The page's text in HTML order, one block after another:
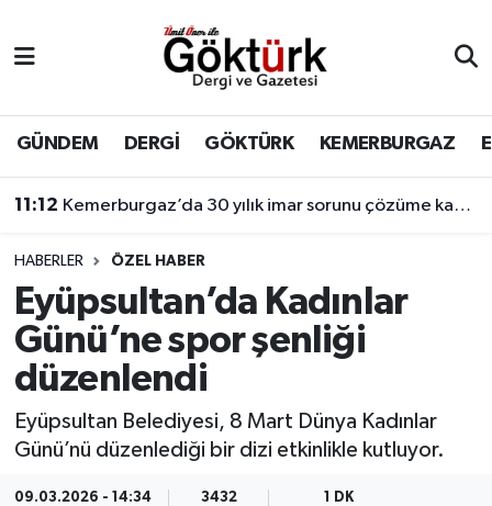
GÜNDEM DERGİ GÖKTÜRK KEMERBURGAZ
11:12 Kemerburgaz’da 30 yılık imar sorunu çözüme kavuşuyor
HABERLER ÖZEL HABER
Eyüpsultan’da Kadınlar
Günü’ne spor şenliği
düzenlendi
Eyüpsultan Belediyesi, 8 Mart Dünya Kadınlar
Günü’nü düzenlediği bir dizi etkinlikle kutluyor.
09.03.2026 - 14:34 3432 1 DK
BİLİM
DERGİ
DÜNYA
EĞİTİM
EKONOMİ
GÖKTÜRK
Eyüpsultan Hava Durumu
Eyüpsultan Trafik Yoğunluk Haritası
Süper Lig Puan Durumu ve Fikstür
Tüm Manşetler
Son Dakika Haberleri
Haber Arşivi